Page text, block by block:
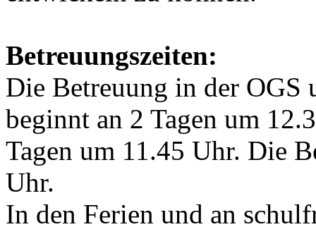
Betreuungszeiten:
Die Betreuung in der OGS
beginnt an 2 Tagen um
Tagen um 11.45 Uhr. Die
Uhr.
In den Ferien und an